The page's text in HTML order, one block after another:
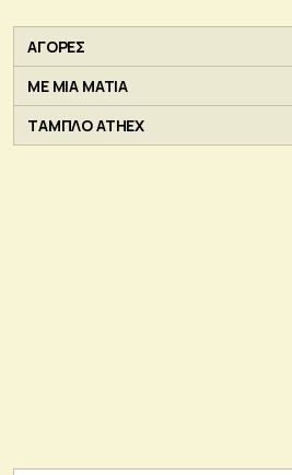
ΑΓΟΡΕΣ
ΜΕ ΜΙΑ ΜΑΤΙΑ
ΤΑΜΠΛΟ ATHEX